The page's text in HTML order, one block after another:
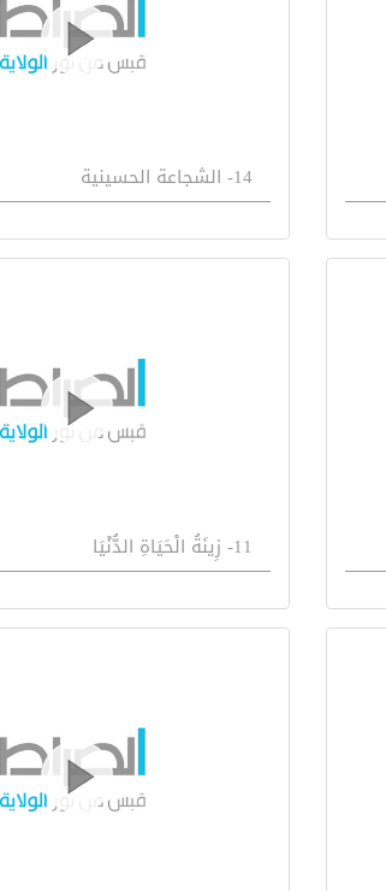
14- الشجاعة الحسينية
11- زِينَةُ الْحَيَاةِ الدُّنْيَا